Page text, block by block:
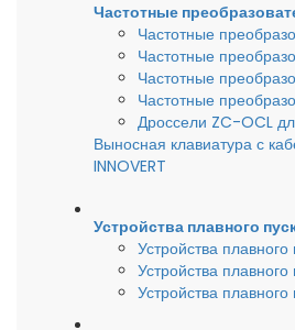
Частотные
Частотные
Частотные
Частотные
Частотные
Дроссели ZC-OCL
Выносная клавиатура с
INNOVERT
Устройства плавного
Устройства плавного
Устройства плавного
Устройства плавного